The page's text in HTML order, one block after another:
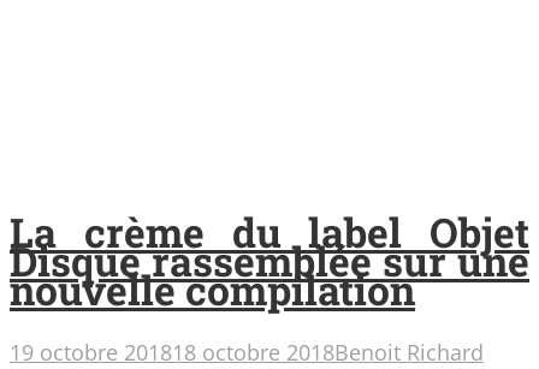
La crème du label Objet
Disque rassemblée sur une
nouvelle compilation
19 octobre 201818 octobre 2018Benoit Richard